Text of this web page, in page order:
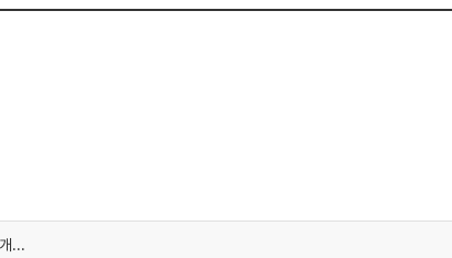
08/03(월) 다나와 개인정보처리방침 개정 안내